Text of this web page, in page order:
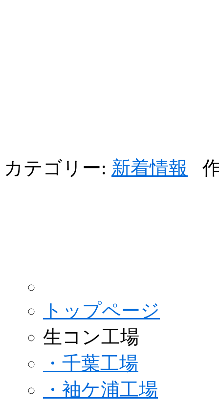
カテゴリー: 新着情報
トップページ
生コン工場
・千葉工場
・袖ケ浦工場